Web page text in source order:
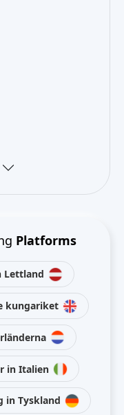
Platforms
Lettland
kungariket
in Italien
in Tyskland